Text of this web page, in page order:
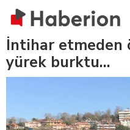
İntihar etmeden
yürek burktu…